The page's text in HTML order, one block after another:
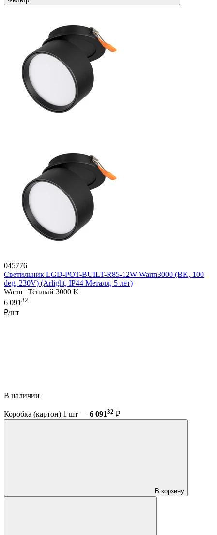
045776
Светильник LGD-POT-BUILT-R85-12W Warm3000 (BK, 100
deg, 230V) (Arlight, IP44 Металл, 5 лет)
Warm | Тёплый 3000 K
6 091 32
₽/шт
В наличии
Коробка (картон) 1 шт — 6 09132 ₽
В корзину